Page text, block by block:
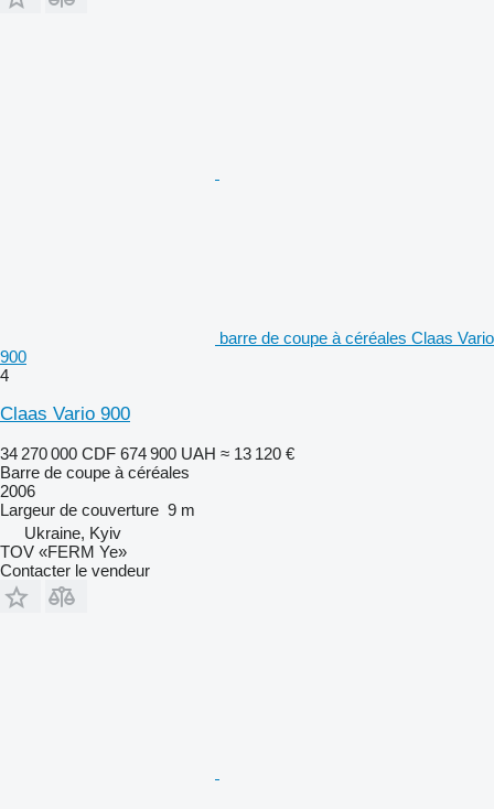
barre de coupe à céréales Claas Vario
900
4
Claas Vario 900
34 270 000 CDF 674 900 UAH ≈ 13 120 €
Barre de coupe à céréales
2006
Largeur de couverture 9 m
Ukraine, Kyiv
TOV «FERM Ye»
Contacter le vendeur